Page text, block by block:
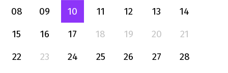
08
09 10 11 12 13
14
15
16 17 18 19 20
21
22
23 24 25 26 27
28